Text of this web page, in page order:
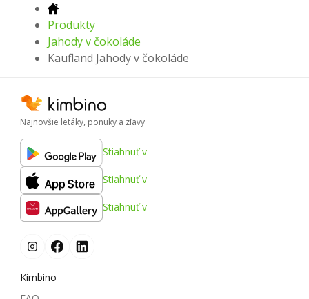
Produkty
Jahody v čokoláde
Kaufland Jahody v čokoláde
Najnovšie letáky, ponuky a zľavy
Stiahnuť v
Stiahnuť v
Stiahnuť v
Kimbino